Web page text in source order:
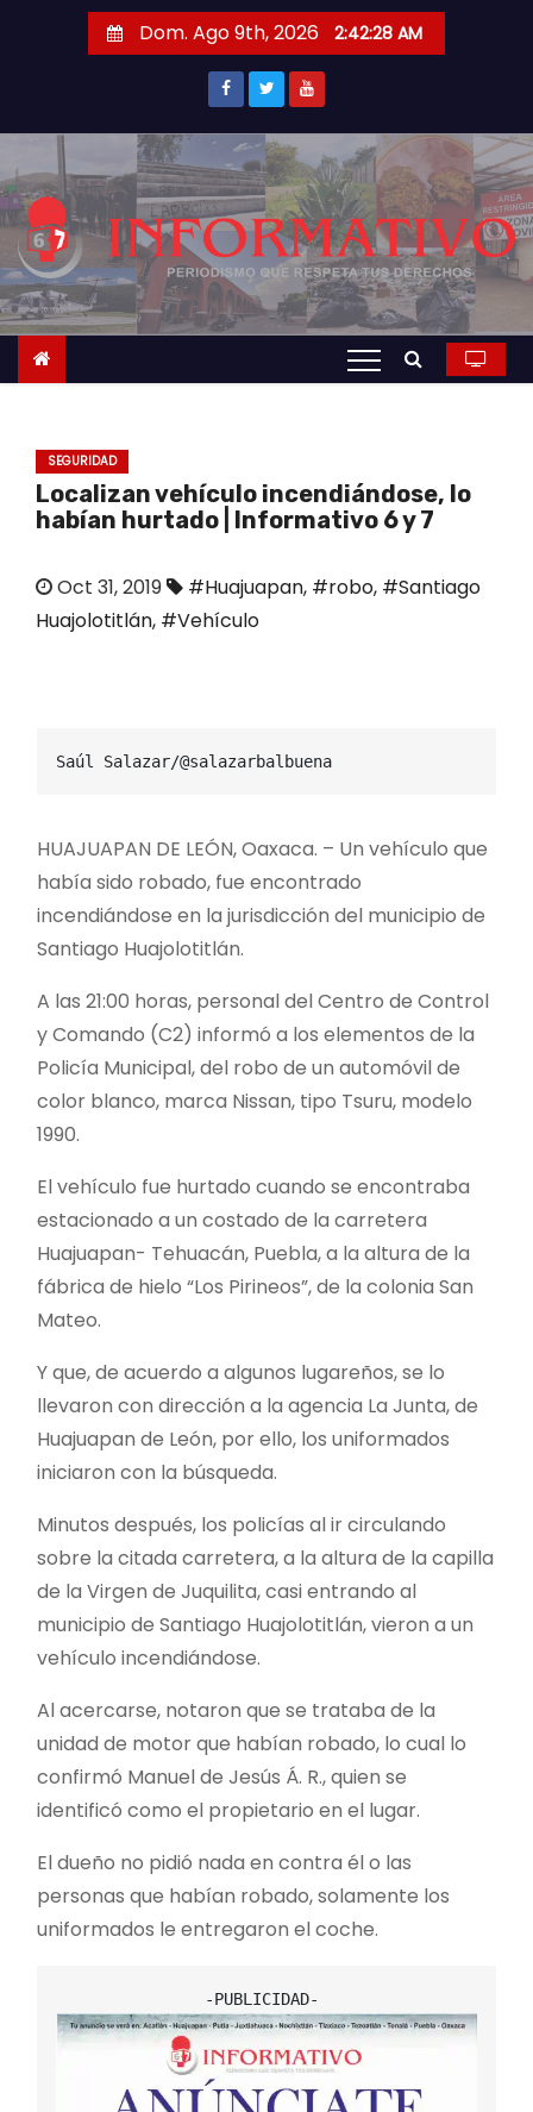
r
a
c
o
t
Dom. Ago 9th, 2026 2:42:28 AM
SEGURIDAD
Localizan vehículo incendiándose, lo
habían hurtado | Informativo 6 y 7
Oct 31, 2019 #Huajuapan, #robo, #Santiago
Huajolotitlán, #Vehículo
Saúl Salazar/@salazarbalbuena
HUAJUAPAN DE LEÓN, Oaxaca. – Un vehículo que
había sido robado, fue encontrado
incendiándose en la jurisdicción del municipio de
Santiago Huajolotitlán.
A las 21:00 horas, personal del Centro de Control
y Comando (C2) informó a los elementos de la
Policía Municipal, del robo de un automóvil de
color blanco, marca Nissan, tipo Tsuru, modelo
1990.
El vehículo fue hurtado cuando se encontraba
estacionado a un costado de la carretera
Huajuapan- Tehuacán, Puebla, a la altura de la
fábrica de hielo “Los Pirineos”, de la colonia San
Mateo.
Y que, de acuerdo a algunos lugareños, se lo
llevaron con dirección a la agencia La Junta, de
Huajuapan de León, por ello, los uniformados
iniciaron con la búsqueda.
Minutos después, los policías al ir circulando
sobre la citada carretera, a la altura de la capilla
de la Virgen de Juquilita, casi entrando al
municipio de Santiago Huajolotitlán, vieron a un
vehículo incendiándose.
Al acercarse, notaron que se trataba de la
unidad de motor que habían robado, lo cual lo
confirmó Manuel de Jesús Á. R., quien se
identificó como el propietario en el lugar.
El dueño no pidió nada en contra él o las
personas que habían robado, solamente los
uniformados le entregaron el coche.